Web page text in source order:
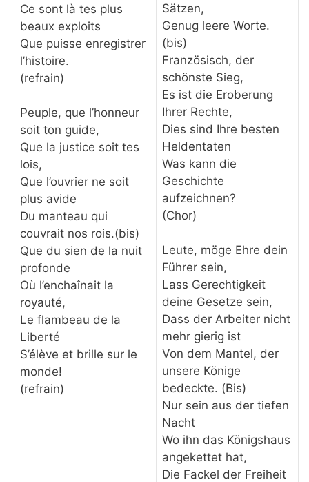
Ce sont là tes plus
beaux exploits
Que puisse enregistrer
l’histoire.
(refrain)
Peuple, que l’honneur
soit ton guide,
Que la justice soit tes
lois,
Que l’ouvrier ne soit
plus avide
Du manteau qui
couvrait nos rois.(bis)
Que du sien de la nuit
profonde
Où l’enchaînait la
royauté,
Le flambeau de la
Liberté
S’élève et brille sur le
monde!
(refrain)
Sätzen,
Genug leere Worte.
(bis)
Französisch, der
schönste Sieg,
Es ist die Eroberung
Ihrer Rechte,
Dies sind Ihre besten
Heldentaten
Was kann die
Geschichte
aufzeichnen?
(Chor)
Leute, möge Ehre dein
Führer sein,
Lass Gerechtigkeit
deine Gesetze sein,
Dass der Arbeiter nicht
mehr gierig ist
Von dem Mantel, der
unsere Könige
bedeckte. (Bis)
Nur sein aus der tiefen
Nacht
Wo ihn das Königshaus
angekettet hat,
Die Fackel der Freiheit